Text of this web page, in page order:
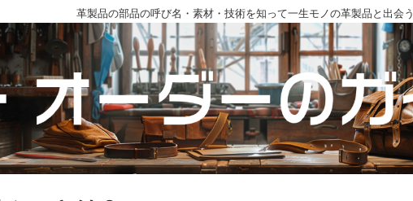
革製品の部品の呼び名・素材・技術を知って一生モノの革製品と出会う